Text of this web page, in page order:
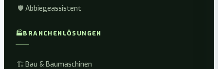
🛡️ Abbiegeassistent
🏭BRANCHENLÖSUNGEN
🏗️Bau & Baumaschinen